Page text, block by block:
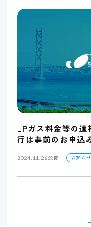
LPガス料金等の
行は事前のお申込
2024.11.26公開 お知らせ